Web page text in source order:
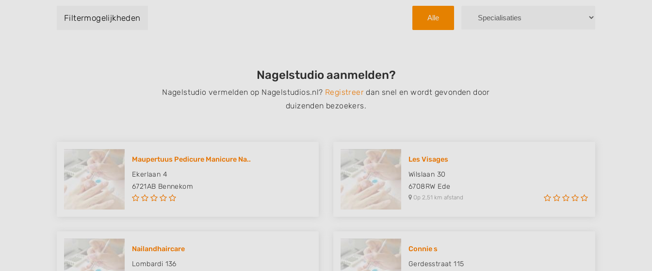
Filtermogelijkheden Alle
Nagelstudio aanmelden?
Nagelstudio vermelden op Nagelstudios.nl? Registreer dan snel en wordt gevonden door
duizenden bezoekers.
Maupertuus Pedicure Manicure Na..
Ekerlaan 4
6721AB Bennekom
Les Visages
Wilslaan 30
6708RW Ede
Op 2,51 km afstand
Nailandhaircare
Lombardi 136
Connie s
Gerdesstraat 115